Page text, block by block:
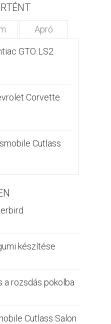
Apró
GTO LS2
Corvette
Cutlass
készítése
a rozsdás pokolba
Cutlass Salon